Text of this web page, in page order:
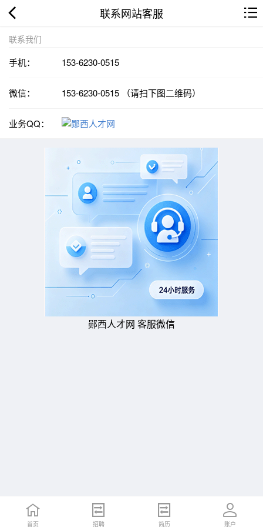
联系网站客服
联系我们
手机： 153-6230-0515
微信： 153-6230-0515 （请扫下图二维码）
业务QQ：
郧西人才网 客服微信
首页 招聘 简历 账户